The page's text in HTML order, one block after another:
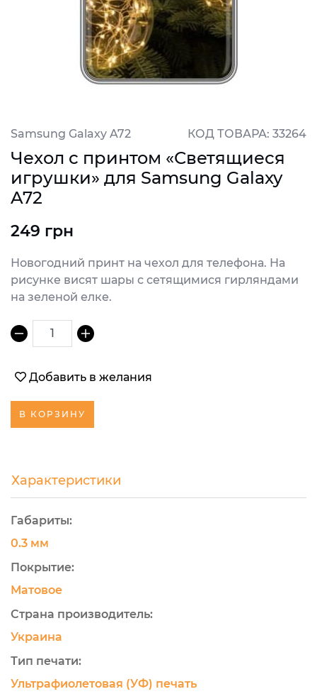
Samsung Galaxy A72 КОД ТОВАРА: 33264
Чехол с принтом «Светящиеся
игрушки» для Samsung Galaxy
A72
249 грн
Новогодний принт на чехол для телефона. На
рисунке висят шары с сетящимися гирляндами
на зеленой елке.
1
Добавить в желания
В КОРЗИНУ
Характеристики
Габариты:
0.3 мм
Покрытие:
Матовое
Страна производитель:
Украина
Тип печати:
Ультрафиолетовая (УФ) печать